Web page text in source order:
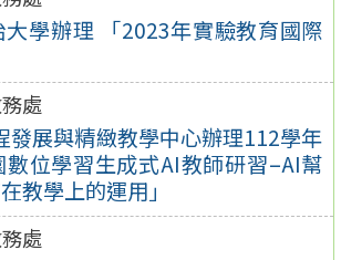
學辦理 「2023年實驗教育國際
處
發展與精緻教學中心辦理112學年
位學習生成式AI教師研習–AI幫
教學上的運用」
處